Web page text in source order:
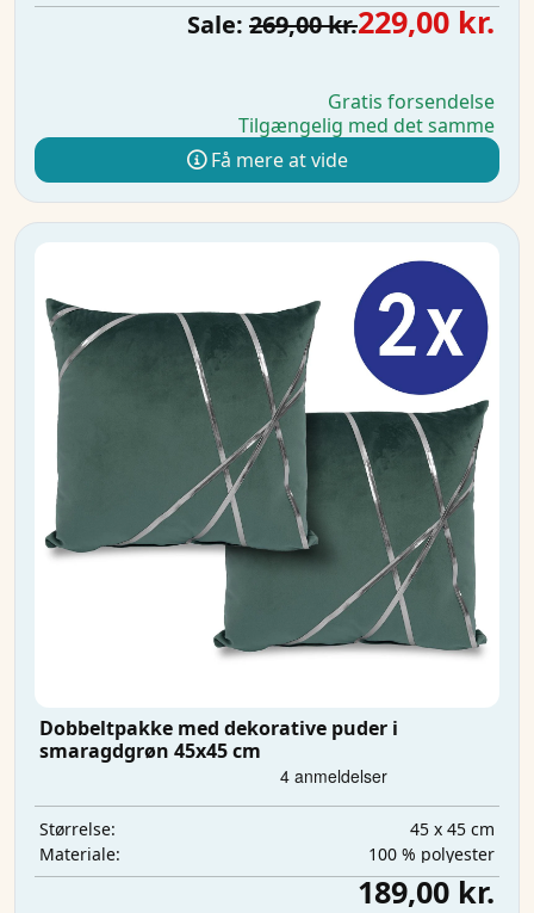
Sale: 269,00 kr.229,00 kr.
Gratis forsendelse
Tilgængelig med det samme
Få mere at vide
Dobbeltpakke med dekorative puder i
smaragdgrøn 45x45 cm
Størrelse:
45 x 45 cm
Materiale:
100 % polyester
189,00 kr.